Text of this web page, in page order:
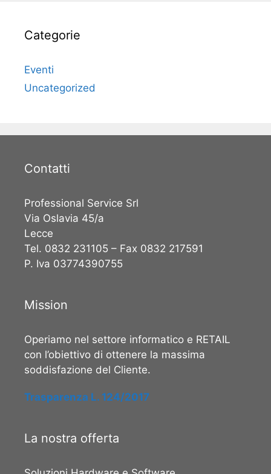
Categorie
Eventi
Uncategorized
Contatti
Professional Service Srl
Via Oslavia 45/a
Lecce
Tel. 0832 231105 – Fax 0832 217591
P. Iva 03774390755
Mission
Operiamo nel settore informatico e RETAIL
con l’obiettivo di ottenere la massima
soddisfazione del Cliente.
Trasparenza L. 124/2017
La nostra offerta